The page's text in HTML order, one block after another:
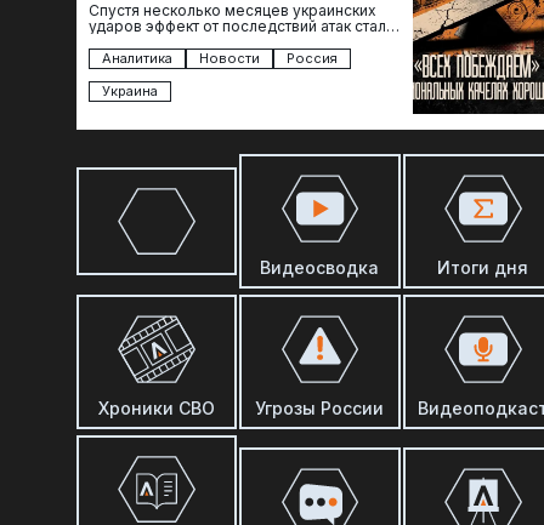
Спустя несколько месяцев украинских
ударов эффект от последствий атак стал
коллапса розничной торговли не…
Аналитика Новости
Россия
Украина
Видеосводка Итоги дня
Хроники СВО Угрозы России